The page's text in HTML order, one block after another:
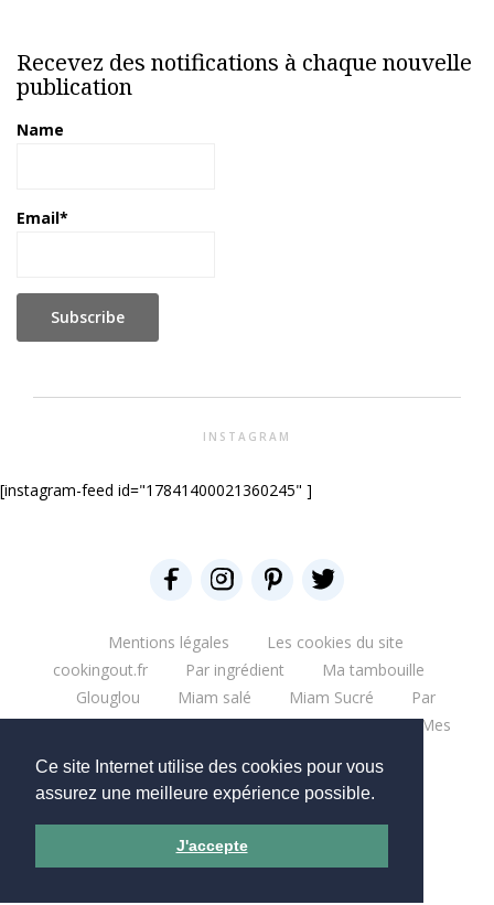
Ce site Internet utilise des cookies pour vous
assurez une meilleure expérience possible.
J'accepte
Recevez des notifications à chaque nouvelle
publication
Name
Email*
INSTAGRAM
[instagram-feed id="17841400021360245" ]
Mentions légales
Les cookies du site
cookingout.fr
Par ingrédient
Ma tambouille
Glouglou
Miam salé Miam Sucré
Par
ingrédient
Mes aventures Bonne table
Mes
Mes moments pro
Mes chantiers
Copyright © 2026 - CookingOut